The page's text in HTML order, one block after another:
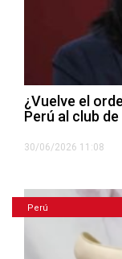
¿Vuelve el
Perú al club
30/06/2026 11:08
Perú